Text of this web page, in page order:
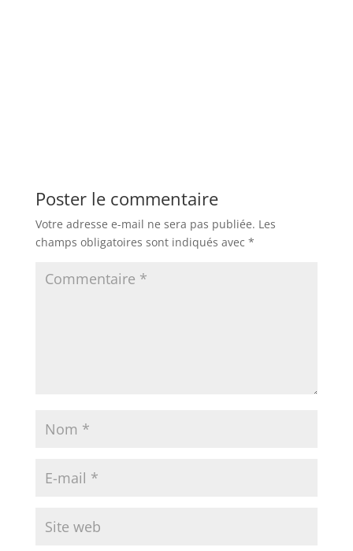
Poster le commentaire
Votre adresse e-mail ne sera pas publiée. Les
champs obligatoires sont indiqués avec *